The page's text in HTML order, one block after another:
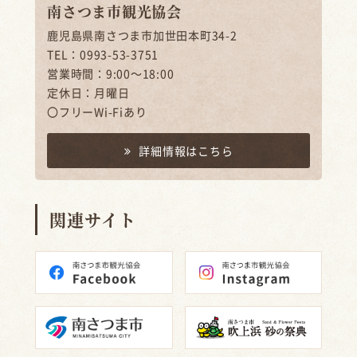
南さつま市観光協会
鹿児島県南さつま市加世田本町34-2
TEL：0993-53-3751
営業時間：9:00～18:00
定休日：月曜日
〇フリーWi-Fiあり
詳細情報はこちら
関連サイト